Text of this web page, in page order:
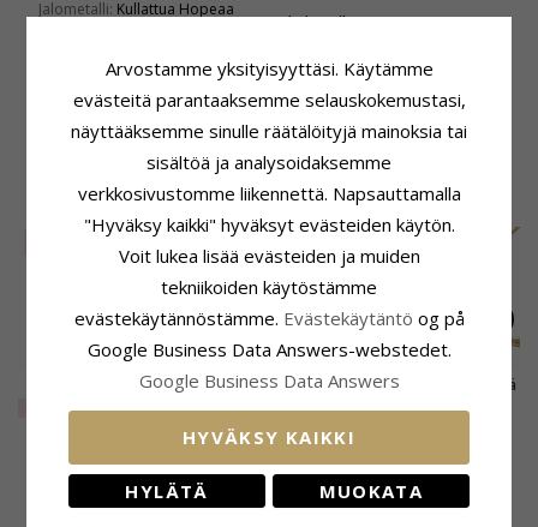
Jalometalli: Kullattua Hopeaa
Toimitusaika
Sopii Leveisiin Kultaketjuihin
Venetsia Maks.:1,8 mm
Käärme Maks.:1,8 mm
ASIAKKAAT OSTAVAT MYÖS
Ankkurikaulaketju
EXTRA19,-
SALE
Bnh anker facet
mm
EXTRA60,-
BNH Anker pyöristää
CHANTI hinta
ÄSKETTÄIN KATSOTUT TUOTTEET
Arvostamme yksityisyyttäsi. Käytämme
evästeitä parantaaksemme selauskokemustasi,
näyttääksemme sinulle räätälöityjä mainoksia tai
sisältöä ja analysoidaksemme
verkkosivustomme liikennettä. Napsauttamalla
"Hyväksy kaikki" hyväksyt evästeiden käytön.
Voit lukea lisää evästeiden ja muiden
tekniikoiden käytöstämme
evästekäytännöstämme. Evästekäytäntö og på
Google Business Data Answers-webstedet.
Google Business Data Answers
HYVÄKSY KAIKKI
HYLÄTÄ MUOKATA